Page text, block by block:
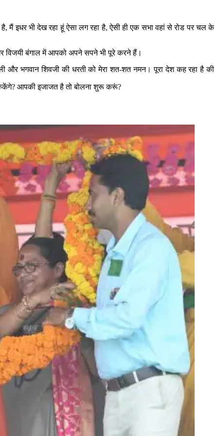
मैं इधर भी देख रहा हूं ऐसा लग रहा है, ऐसी ही एक सभा वहां से रोड पर चल के
विजयी बंगाल में आपको अपने सपने भी पूरे करने हैं।
और भगवान शिवजी की धरती को मेरा शत-शत नमन। पूरा देश कह रहा है की
आपकी इजाजत है तो बोलना शुरू करूं?